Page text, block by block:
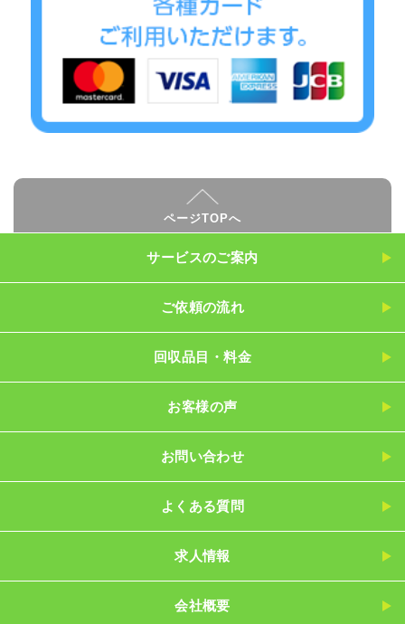
ページTOPへ
サービスのご案内
ご依頼の流れ
回収品目・料金
お客様の声
お問い合わせ
よくある質問
求人情報
会社概要